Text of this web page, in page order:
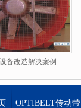
备改造解决案例
OPTIBELT传动带